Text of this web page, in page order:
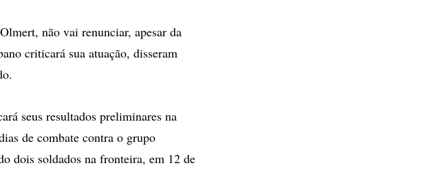
não vai renunciar, apesar da
criticará sua atuação, disseram
seus resultados preliminares na
de combate contra o grupo
dois soldados na fronteira, em 12 de